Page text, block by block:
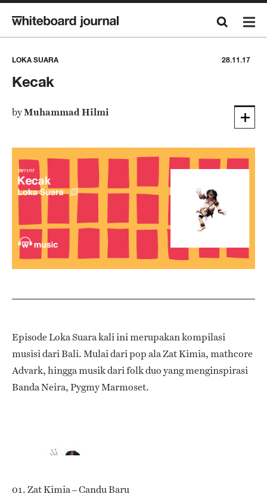
LOKA SUARA 28.11.17
Kecak
byMuhammad Hilmi
Episode Loka Suara kali ini merupakan kompilasi
musisi dari Bali. Mulai dari pop ala Zat Kimia, mathcore
Advark, hingga musik dari folk duo yang menginspirasi
Banda Neira, Pygmy Marmoset.
01. Zat Kimia – Candu Baru